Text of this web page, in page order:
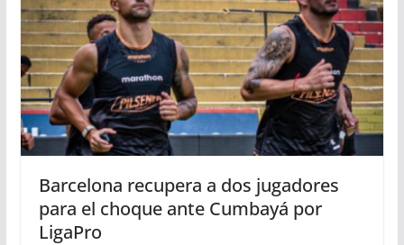
Barcelona recupera a dos jugadores
para el choque ante Cumbayá por
LigaPro